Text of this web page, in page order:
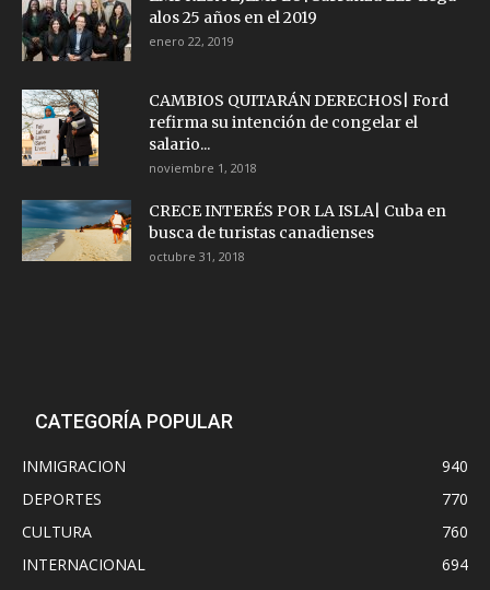
alos 25 años en el 2019
enero 22, 2019
CAMBIOS QUITARÁN DERECHOS| Ford
refirma su intención de congelar el
salario...
noviembre 1, 2018
CRECE INTERÉS POR LA ISLA| Cuba en
busca de turistas canadienses
octubre 31, 2018
CATEGORÍA POPULAR
INMIGRACION
940
DEPORTES
770
CULTURA
760
INTERNACIONAL
694